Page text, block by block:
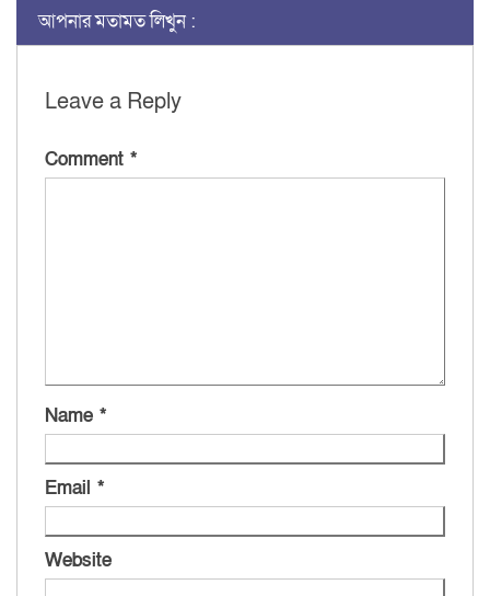
আপনার মতামত লিখুন :
Leave a Reply
Comment *
Name *
Email *
Website